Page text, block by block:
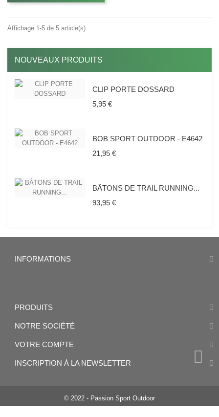
NOUVEAUX PRODUITS
CLIP PORTE DOSSARD
5,95 €Prix
BOB SPORT OUTDOOR - E4642
21,95 €Prix
BÂTONS DE TRAIL RUNNING...
93,95 €Prix
Affichage 1-5 de 5 article(s)
INFORMATIONS
PRODUITS
NOTRE SOCIÉTÉ
VOTRE COMPTE
INSCRIPTION À LA NEWSLETTER
© 2022 - Passion Sport Outdoor